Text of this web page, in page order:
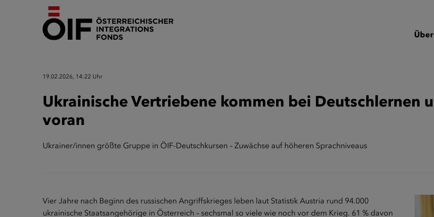
19.02.2026, 14:22 Uhr
Ukrainische Vertriebene kommen bei Deutschlernen
voran
Ukrainer/innen größte Gruppe in ÖIF-Deutschkursen – Zuwächse auf höheren Sprachniveaus
Vier Jahre nach Beginn des russischen Angriffskrieges leben laut Statistik Austria rund 94.000
ukrainische Staatsangehörige in Österreich – sechsmal so viele wie noch vor dem Krieg. 61 % davon